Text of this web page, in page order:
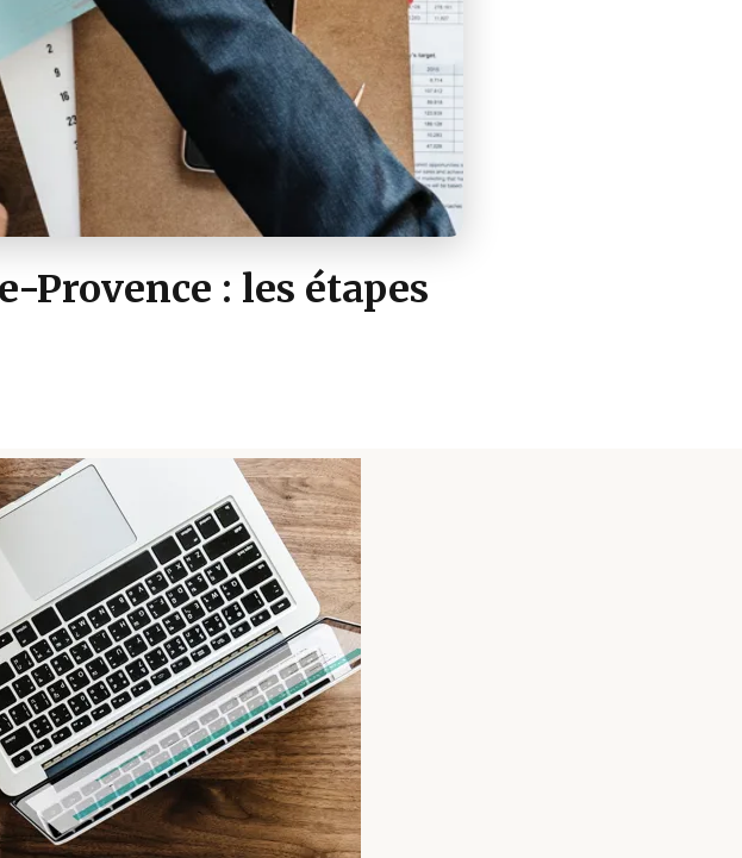
Provence : les étapes